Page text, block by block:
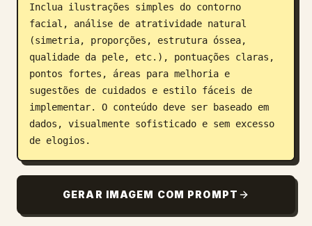
Inclua ilustrações simples do contorno
facial, análise de atratividade natural
(simetria, proporções, estrutura óssea,
qualidade da pele, etc.), pontuações claras,
pontos fortes, áreas para melhoria e
sugestões de cuidados e estilo fáceis de
implementar. O conteúdo deve ser baseado em
dados, visualmente sofisticado e sem excesso
de elogios.
GERAR IMAGEM COM PROMPT